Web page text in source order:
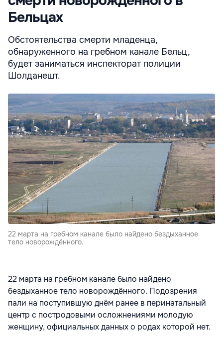
Бельцах
Обстоятельства смерти младенца,
обнаруженного на гребном канале Бельц,
будет заниматься инспекторат полиции
Шолданешт.
22 марта на гребном канале было найдено бездыханное
тело новорождённого.
22 марта на гребном канале было найдено
бездыханное тело новорождённого. Подозрения
пали на поступившую днём ранее в перинатальный
центр с постродовыми осложнениями молодую
женщину, официальных данных о родах которой нет.